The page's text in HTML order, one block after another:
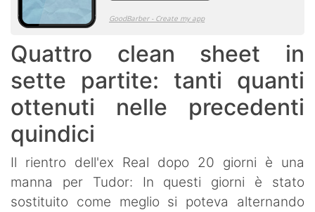
Quattro clean sheet in
sette partite: tanti quanti
ottenuti nelle precedenti
quindici
Il rientro dell'ex Real dopo 20 giorni è una
manna per Tudor: In questi giorni è stato
sostituito come meglio si poteva alternando